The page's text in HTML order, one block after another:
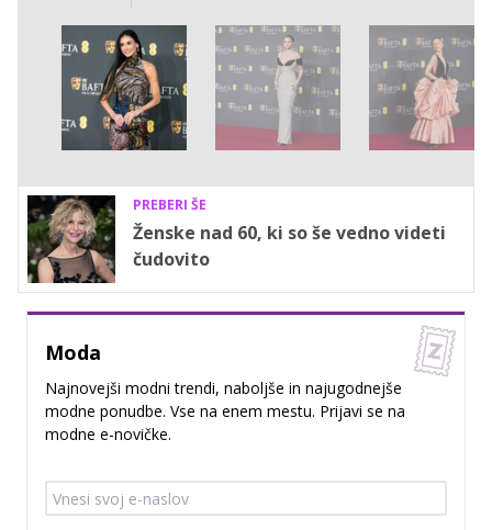
PREBERI ŠE
Ženske nad 60, ki so še vedno videti
čudovito
Moda
Najnovejši modni trendi, naboljše in najugodnejše
modne ponudbe. Vse na enem mestu. Prijavi se na
modne e-novičke.